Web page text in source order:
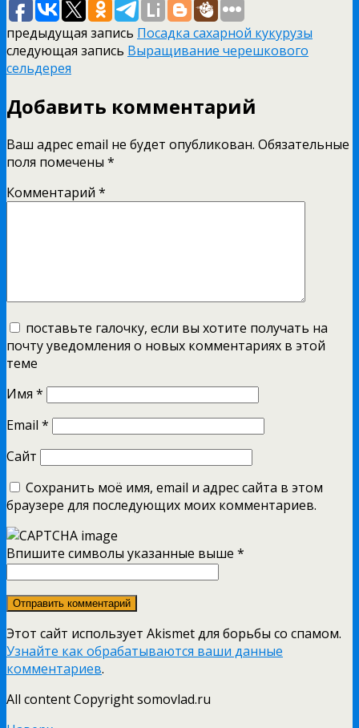
предыдущая запись Посадка сахарной кукурузы
следующая запись Выращивание черешкового
сельдерея
Добавить комментарий
Ваш адрес email не будет опубликован. Обязательные
поля помечены *
Комментарий *
поставьте галочку, если вы хотите получать на
почту уведомления о новых комментариях в этой
теме
Имя *
Email *
Сайт
Сохранить моё имя, email и адрес сайта в этом
браузере для последующих моих комментариев.
Впишите символы указанные выше *
Этот сайт использует Akismet для борьбы со спамом.
Узнайте как обрабатываются ваши данные
комментариев.
All content Copyright somovlad.ru